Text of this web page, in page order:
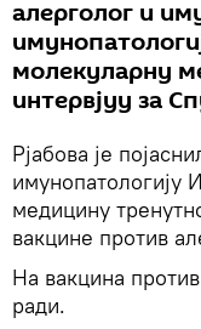
алерголог и
молекуларну
интервјуу за
Рјабова је
имунопатологију
медицину
вакцине против
На вакцина
ради.